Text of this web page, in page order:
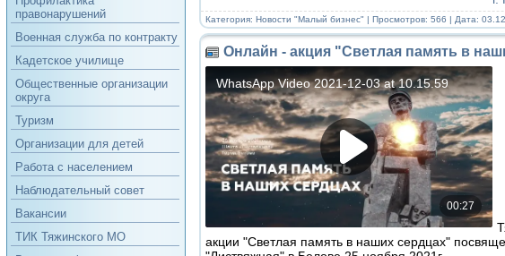
правонарушений
Военная служба по контракту
Кадетское училище
Общественные организации
округа
Туризм
Организации для детей
Работа с населением
Наблюдательный совет
Вакансии
ТИК Тяжинского МО
Категория: Новости "Малый бизнес" | Просмотров: 566 | Дата:
Онлайн - акция "Светлая память в
акции "Светлая память в наших сердцах"